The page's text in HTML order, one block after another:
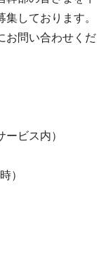
しております。
お問い合わせくだ
ビス内）
）